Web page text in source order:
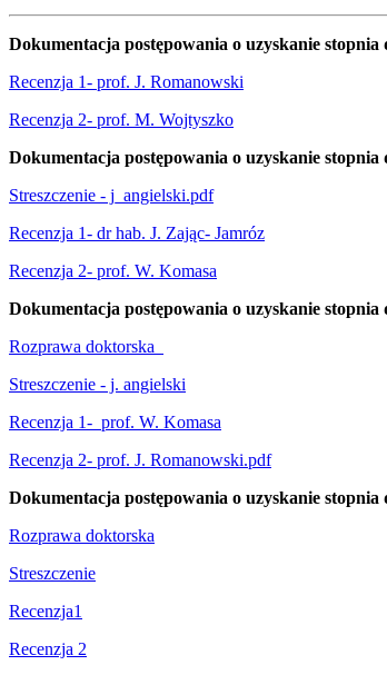
Dokumentacja postępowania o uzyskanie
Recenzja 1- prof. J. Romanowski
Recenzja 2- prof. M. Wojtyszko
Dokumentacja postępowania o uzyskanie
Streszczenie - j_angielski.pdf
Recenzja 1- dr hab. J. Zając- Jamróz
Recenzja 2- prof. W. Komasa
Dokumentacja postępowania o uzyskanie
Rozprawa doktorska
Streszczenie - j. angielski
Recenzja 1- prof. W. Komasa
Recenzja 2- prof. J. Romanowski.pdf
Dokumentacja postępowania o uzyskanie
Rozprawa doktorska
Streszczenie
Recenzja1
Recenzja 2